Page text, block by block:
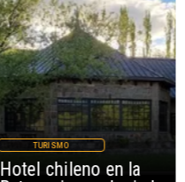
Hotel chileno en la
TURISMO